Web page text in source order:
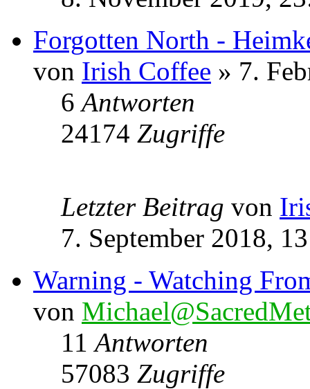
Forgotten North -
von Irish Coffee » 7.
6Antworten
24174 Zugriffe
Letzter Beitrag von
7. September 2018,
Warning - Watching
von
11Antworten
57083 Zugriffe